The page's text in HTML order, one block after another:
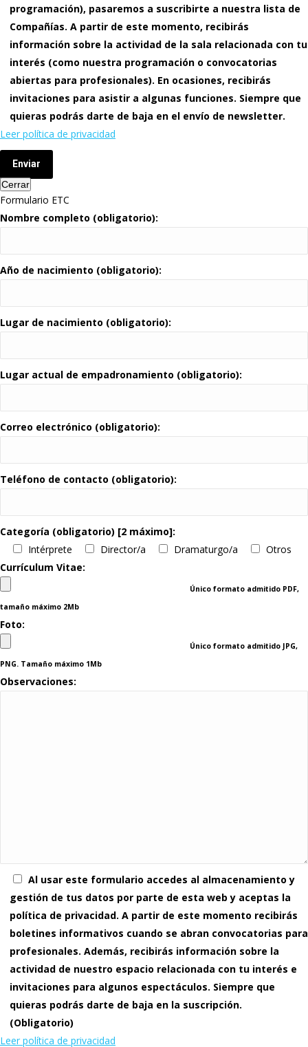
programación), pasaremos a suscribirte a nuestra lista de
Compañías. A partir de este momento, recibirás
información sobre la actividad de la sala relacionada con tu
interés (como nuestra programación o convocatorias
abiertas para profesionales). En ocasiones, recibirás
invitaciones para asistir a algunas funciones. Siempre que
quieras podrás darte de baja en el envío de newsletter.
Leer política de privacidad
Enviar
Cerrar
Formulario ETC
Nombre completo (obligatorio):
Año de nacimiento (obligatorio):
Lugar de nacimiento (obligatorio):
Lugar actual de empadronamiento (obligatorio):
Correo electrónico (obligatorio):
Teléfono de contacto (obligatorio):
Categoría (obligatorio) [2 máximo]:
Intérprete
Director/a Dramaturgo/a
Otros
Currículum Vitae:
Único formato admitido PDF,
tamaño máximo 2Mb
Foto:
Único formato admitido JPG,
PNG. Tamaño máximo 1Mb
Observaciones:
Al usar este formulario accedes al almacenamiento y
gestión de tus datos por parte de esta web y aceptas la
política de privacidad. A partir de este momento recibirás
boletines informativos cuando se abran convocatorias para
profesionales. Además, recibirás información sobre la
actividad de nuestro espacio relacionada con tu interés e
invitaciones para algunos espectáculos. Siempre que
quieras podrás darte de baja en la suscripción.
(Obligatorio)
Leer política de privacidad